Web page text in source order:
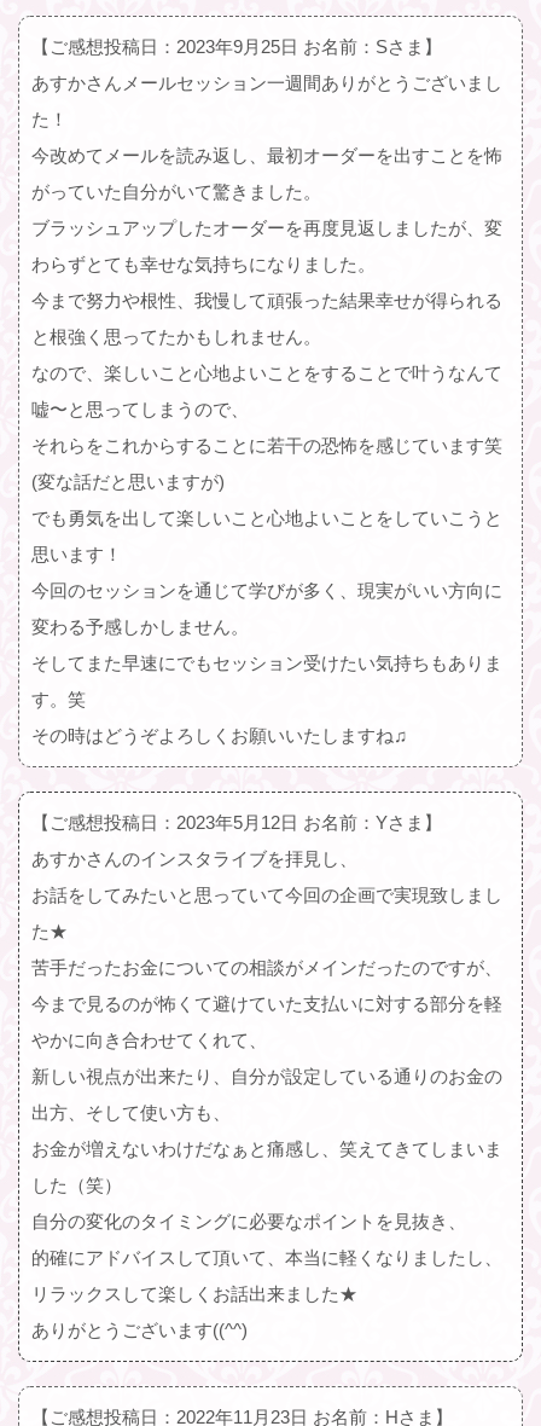
【ご感想投稿日：2023年9月25日 お名前：Sさま】
あすかさんメールセッション一週間ありがとうございまし
た！
今改めてメールを読み返し、最初オーダーを出すことを怖
がっていた自分がいて驚きました。
ブラッシュアップしたオーダーを再度見返しましたが、変
わらずとても幸せな気持ちになりました。
今まで努力や根性、我慢して頑張った結果幸せが得られる
と根強く思ってたかもしれません。
なので、楽しいこと心地よいことをすることで叶うなんて
嘘〜と思ってしまうので、
それらをこれからすることに若干の恐怖を感じています笑
(変な話だと思いますが)
でも勇気を出して楽しいこと心地よいことをしていこうと
思います！
今回のセッションを通じて学びが多く、現実がいい方向に
変わる予感しかしません。
そしてまた早速にでもセッション受けたい気持ちもありま
す。笑
その時はどうぞよろしくお願いいたしますね♫
【ご感想投稿日：2023年5月12日 お名前：Yさま】
あすかさんのインスタライブを拝見し、
お話をしてみたいと思っていて今回の企画で実現致しまし
た★
苦手だったお金についての相談がメインだったのですが、
今まで見るのが怖くて避けていた支払いに対する部分を軽
やかに向き合わせてくれて、
新しい視点が出来たり、自分が設定している通りのお金の
出方、そして使い方も、
お金が増えないわけだなぁと痛感し、笑えてきてしまいま
した（笑）
自分の変化のタイミングに必要なポイントを見抜き、
的確にアドバイスして頂いて、本当に軽くなりましたし、
リラックスして楽しくお話出来ました★
ありがとうございます((^^)
【ご感想投稿日：2022年11月23日 お名前：Hさま】